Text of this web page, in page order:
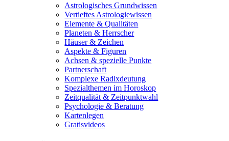
Astrologisches Grundwissen
Vertieftes Astrologiewissen
Elemente & Qualitäten
Planeten & Herrscher
Häuser & Zeichen
Aspekte & Figuren
Achsen & spezielle Punkte
Partnerschaft
Komplexe Radixdeutung
Spezialthemen im Horoskop
Zeitqualität & Zeitpunktwahl
Psychologie & Beratung
Kartenlegen
Gratisvideos